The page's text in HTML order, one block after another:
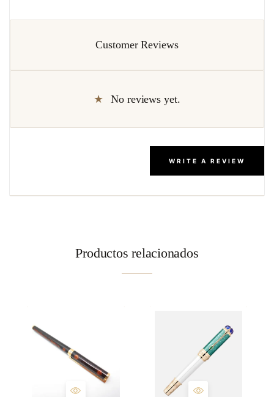
Customer Reviews
No reviews yet.
WRITE A REVIEW
Productos relacionados